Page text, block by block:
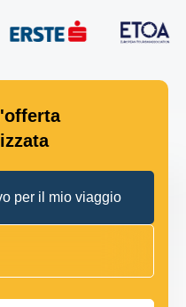
per il mio viaggio